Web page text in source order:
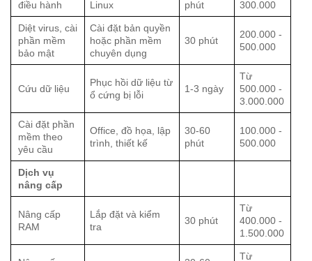
điều hành
Linux
phút
300.000
Diệt virus, cài
phần mềm
bảo mật
Cài đặt bản quyền
hoặc phần mềm
chuyên dụng
30 phút
200.000 -
500.000
Cứu dữ liệu
Phục hồi dữ liệu từ
ổ cứng bị lỗi
1-3 ngày
Từ
500.000 -
3.000.000
Cài đặt phần
mềm theo
yêu cầu
Office, đồ họa, lập
trình, thiết kế
30-60
phút
100.000 -
500.000
Dịch vụ
nâng cấp
Nâng cấp
RAM
Lắp đặt và kiểm
tra
30 phút
Từ
400.000 -
1.500.000
Từ